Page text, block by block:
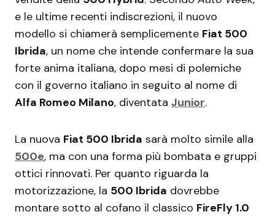
e le ultime recenti indiscrezioni, il nuovo
modello si chiamerà semplicemente Fiat 500
Ibrida, un nome che intende confermare la sua
forte anima italiana, dopo mesi di polemiche
con il governo italiano in seguito al nome di
Alfa Romeo Milano, diventata Junior.
La nuova Fiat 500 Ibrida sarà molto simile alla
500e, ma con una forma più bombata e gruppi
ottici rinnovati. Per quanto riguarda la
motorizzazione, la 500 Ibrida dovrebbe
montare sotto al cofano il classico FireFly 1.0